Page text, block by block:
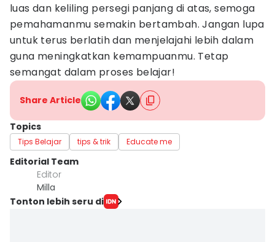
luas dan keliling persegi panjang di atas, semoga
pemahamanmu semakin bertambah. Jangan lupa
untuk terus berlatih dan menjelajahi lebih dalam
guna meningkatkan kemampuanmu. Tetap
semangat dalam proses belajar!
Share Article
Topics
Tips Belajar tips & trik Educate me
Editorial Team
Editor
Milla
Tonton lebih seru di